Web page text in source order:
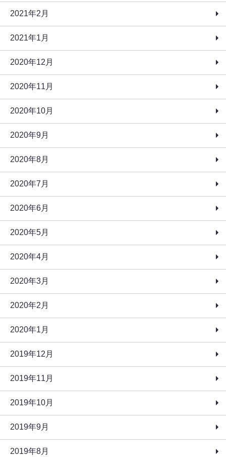
2021年2月
2021年1月
2020年12月
2020年11月
2020年10月
2020年9月
2020年8月
2020年7月
2020年6月
2020年5月
2020年4月
2020年3月
2020年2月
2020年1月
2019年12月
2019年11月
2019年10月
2019年9月
2019年8月